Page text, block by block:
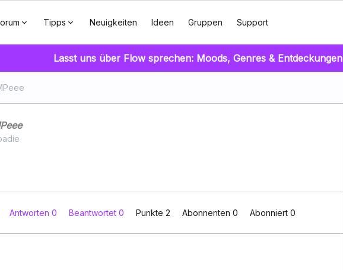
Tipps Neuigkeiten Ideen Gruppen Support
Lasst uns über Flow sprechen: Moods, Genres & Entdeckungen
Antworten 0 Beantwortet 0 Punkte 2 Abonnenten 0 Abonniert 0